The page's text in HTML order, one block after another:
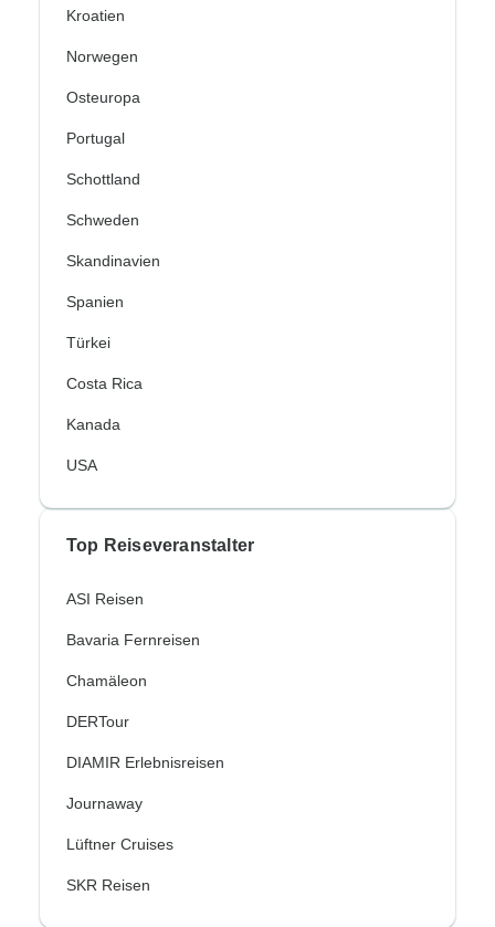
Kroatien
Norwegen
Osteuropa
Portugal
Schottland
Schweden
Skandinavien
Spanien
Türkei
Costa Rica
Kanada
USA
Top Reiseveranstalter
ASI Reisen
Bavaria Fernreisen
Chamäleon
DERTour
DIAMIR Erlebnisreisen
Journaway
Lüftner Cruises
SKR Reisen